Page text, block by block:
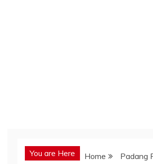
You are Here Home
Padang